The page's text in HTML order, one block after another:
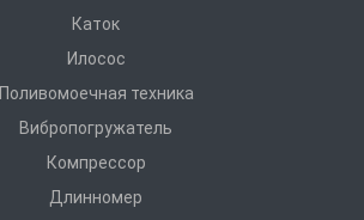
Каток
Илосос
Поливомоечная техника
Вибропогружатель
Компрессор
Длинномер